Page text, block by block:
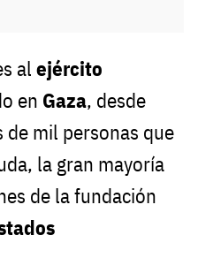
al ejército
en Gaza, desde
de mil personas que
la gran mayoría
de la fundación